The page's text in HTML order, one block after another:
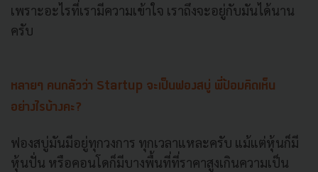
เพราะอะไรที่เรามีความเข้าใจ เราถึงจะอยู่กับมันได้นาน
ครับ
หลายๆ คนกลัวว่า Startup จะเป็นฟองสบู่ พี่ป้อมคิดเห็น
อย่างไรบ้างคะ?
ฟองสบู่มันมีอยู่ทุกวงการ ทุกเวลาแหละครับ แม้แต่หุ้นก็มี
หุ้นปั่น หรือคอนโดก็มีบางพื้นที่ที่ราคาสูงเกินความเป็น